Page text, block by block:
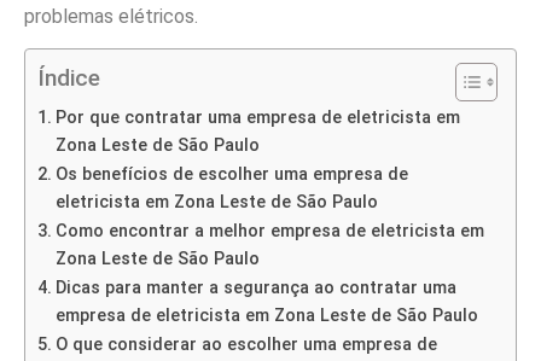
problemas elétricos.
Índice
Por que contratar uma empresa de eletricista em
Zona Leste de São Paulo
Os benefícios de escolher uma empresa de
eletricista em Zona Leste de São Paulo
Como encontrar a melhor empresa de eletricista em
Zona Leste de São Paulo
Dicas para manter a segurança ao contratar uma
empresa de eletricista em Zona Leste de São Paulo
O que considerar ao escolher uma empresa de